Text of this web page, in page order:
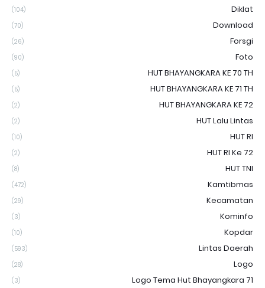
Diklat
(104)
Download
(70)
Forsgi
(26)
Foto
(90)
HUT BHAYANGKARA KE 70 TH
(5)
HUT BHAYANGKARA KE 71 TH
(5)
HUT BHAYANGKARA KE 72
(2)
HUT Lalu Lintas
(2)
HUT RI
(10)
HUT RI Ke 72
(2)
HUT TNI
(8)
Kamtibmas
(472)
Kecamatan
(29)
Kominfo
(3)
Kopdar
(10)
Lintas Daerah
(593)
Logo
(28)
Logo Tema Hut Bhayangkara 71
(3)